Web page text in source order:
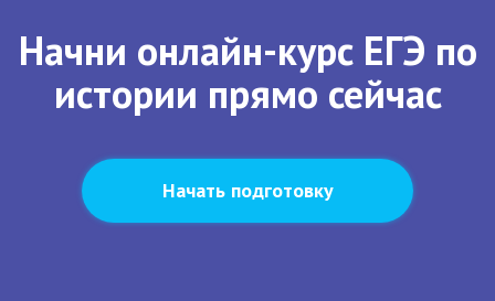
Начни онлайн-курс ЕГЭ по
истории прямо сейчас
Начать подготовку